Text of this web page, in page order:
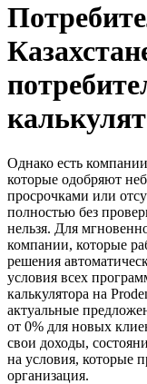
Однако есть
которые одобряют
просрочками или
полностью без
нельзя. Для
компании, которые
решения
условия всех
калькулятора на
актуальные
от 0% для новых
свои доходы,
на условия, которые
организация.